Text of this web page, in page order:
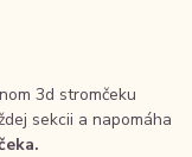
3d stromčeku
sekcii a napomáha